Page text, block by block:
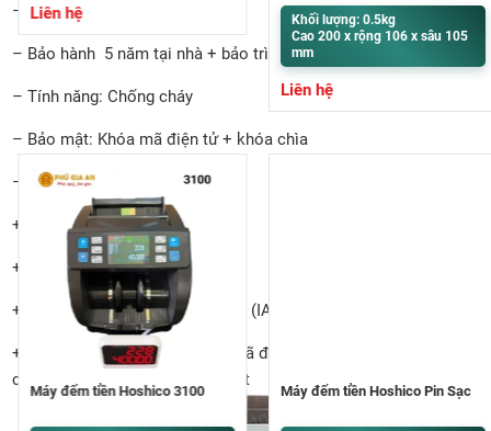
– Thương hiệu: Goldbank
– Bảo hành 5 năm tại nhà + bảo trì: trọn đời
– Tính năng: Chống cháy
– Bảo mật: Khóa mã điện tử + khóa chìa
– Các chứng chỉ nhà máy:
+ Iso SGS 9001: 2008
+ Chứng nhận số: VN 16/0059
+ Chứng nhận VINCAS 049-QMS (IAF)
+ TCCS 01:2010/VTNH&ATKQ đã được Tiêu chuẩn đo lường
chất lượng Hà Nội góp ý xem xét
Liên hệ
Khối lượng: 0.5kg
Cao 200 x rộng 106 x sâu 105
mm
Liên hệ
Máy đếm tiền Hoshico 3100 Máy đếm tiền Hoshico Pin Sạc